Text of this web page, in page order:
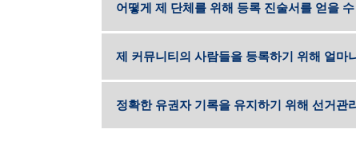
비공개 유
어떻게 제 단체를 위해 등록 진술서를 얻을
제 커뮤니티의 사람들을 등록하기 위해 얼마
정확한 유권자 기록을 유지하기 위해 선거관